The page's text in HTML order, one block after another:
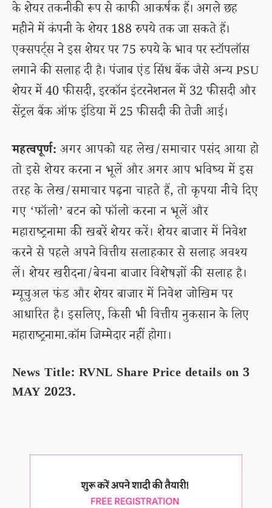
के शेयर तकनीकी रूप से काफी आकर्षक हैं। अगले छह
महीने में कंपनी के शेयर 188 रुपये तक जा सकते हैं।
एक्सपर्ट्स ने इस शेयर पर 75 रुपये के भाव पर स्टॉपलॉस
लगाने की सलाह दी है। पंजाब एंड सिंध बैंक जैसे अन्य PSU
शेयर में 40 फीसदी, इरकॉन इंटरनेशनल में 32 फीसदी और
सेंट्रल बैंक ऑफ इंडिया में 25 फीसदी की तेजी आई।
महत्वपूर्ण: अगर आपको यह लेख/समाचार पसंद आया हो
तो इसे शेयर करना न भूलें और अगर आप भविष्य में इस
तरह के लेख/समाचार पढ़ना चाहते हैं, तो कृपया नीचे दिए
गए ‘फॉलो’ बटन को फॉलो करना न भूलें और
महाराष्ट्रनामा की खबरें शेयर करें। शेयर बाजार में निवेश
करने से पहले अपने वित्तीय सलाहकार से सलाह अवश्य
लें। शेयर खरीदना/बेचना बाजार विशेषज्ञों की सलाह है।
म्यूचुअल फंड और शेयर बाजार में निवेश जोखिम पर
आधारित है। इसलिए, किसी भी वित्तीय नुकसान के लिए
महाराष्ट्रनामा.कॉम जिम्मेदार नहीं होगा।
News Title: RVNL Share Price details on 3
MAY 2023.